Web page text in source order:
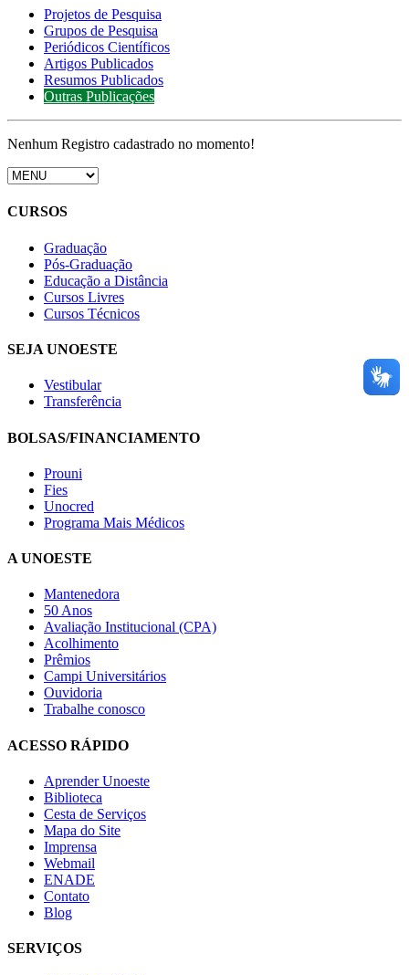
Projetos de Pesquisa
Grupos de Pesquisa
Periódicos Científicos
Artigos Publicados
Resumos Publicados
Outras Publicações
Nenhum Registro cadastrado no momento!
CURSOS
Graduação
Pós-Graduação
Educação a Distância
Cursos Livres
Cursos Técnicos
SEJA UNOESTE
Vestibular
Transferência
BOLSAS/FINANCIAMENTO
Prouni
Fies
Unocred
Programa Mais Médicos
A UNOESTE
Mantenedora
50 Anos
Avaliação Institucional (CPA)
Acolhimento
Prêmios
Campi Universitários
Ouvidoria
Trabalhe conosco
ACESSO RÁPIDO
Aprender Unoeste
Biblioteca
Cesta de Serviços
Mapa do Site
Imprensa
Webmail
ENADE
Contato
Blog
SERVIÇOS